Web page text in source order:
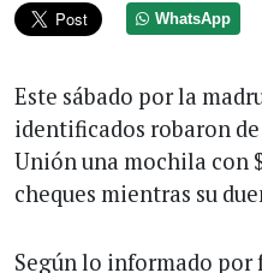
WhatsApp
Este sábado por la
identificados robaron
Unión una mochila con
cheques mientras su
Según lo informado por